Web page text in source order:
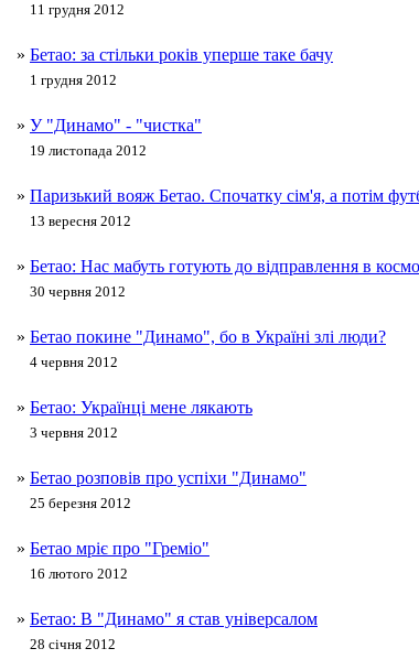
11 грудня 2012
» Бетао: за стільки років уперше таке бачу
1 грудня 2012
» У "Динамо" - "чистка"
19 листопада 2012
» Паризький вояж Бетао. Спочатку сім'я, а потім
13 вересня 2012
» Бетао: Нас мабуть готують до відправлення в
30 червня 2012
» Бетао покине "Динамо", бо в Україні злі люди?
4 червня 2012
» Бетао: Українці мене лякають
3 червня 2012
» Бетао розповів про успіхи "Динамо"
25 березня 2012
» Бетао мріє про "Греміо"
16 лютого 2012
» Бетао: В "Динамо" я став універсалом
28 січня 2012